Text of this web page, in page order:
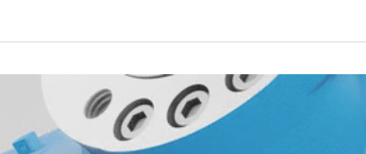
Explorando la versatilidad del soporte U-Plus™ y la carcasa